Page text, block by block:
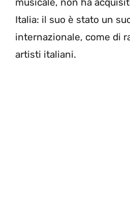
Italia: il suo è stato un
internazionale, come di
artisti italiani.